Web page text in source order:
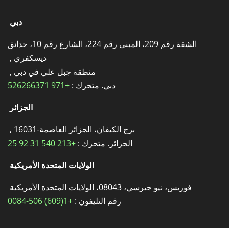
دبي
الشقة رقم 209، المبنى رقم 224، الشارع رقم 10، حدائق
ديسكفري ,
منطقة جبل علي في دبي ,
دبي. متحرك : +971 526266371
الجزائر
برج الكيفان، الجزائر العاصمة-16031 ,
الجزائر. متحرك : +213 540 31 92 25
الولايات المتحدة الأمريكية
فوريس، نيو جيرسي، 08043، الولايات المتحدة الأمريكية
رقم التليفون : +1(609) 506-0084